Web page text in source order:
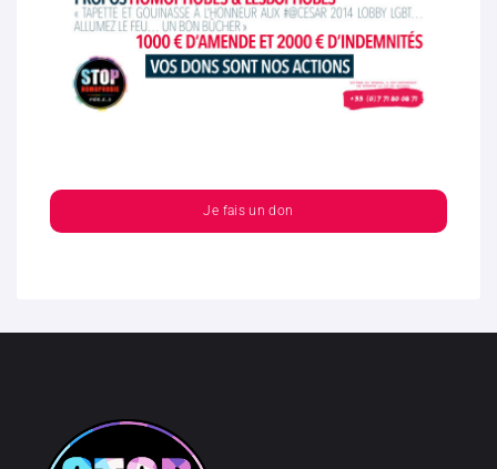
Je fais un don